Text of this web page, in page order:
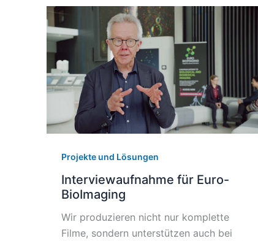
Projekte und Lösungen
Interviewaufnahme für Euro-
BioImaging
Wir produzieren nicht nur komplette
Filme, sondern unterstützen auch bei